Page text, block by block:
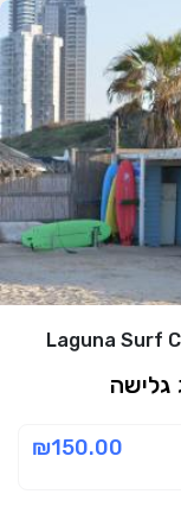
גלישה
₪150.00